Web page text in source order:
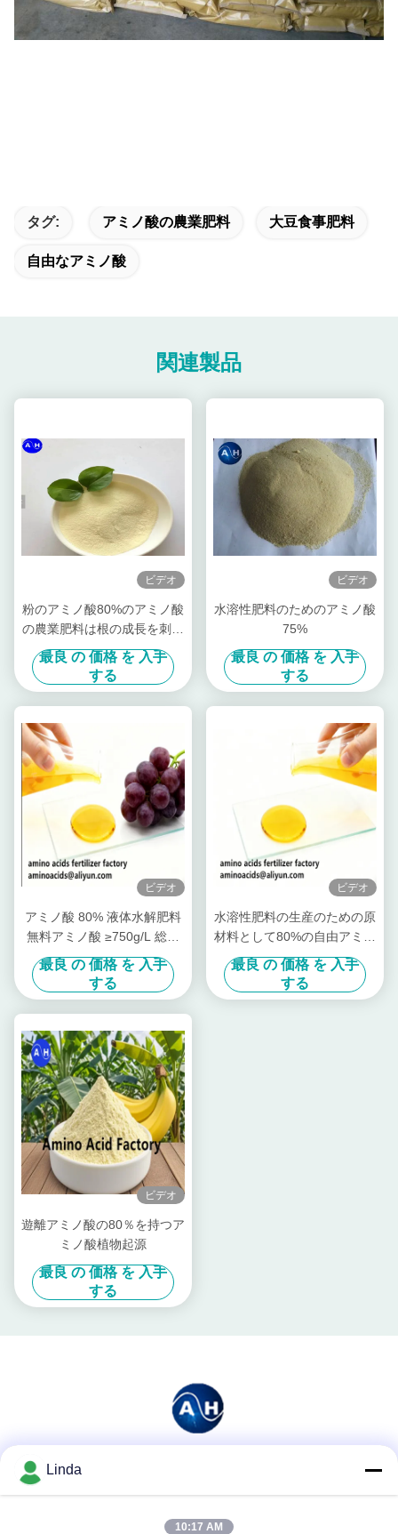
タグ: アミノ酸の農業肥料 大豆食事肥料
自由なアミノ酸
関連製品
ビデオ
粉のアミノ酸80%のアミノ酸
の農業肥料は根の成長を刺激
します
最良 の 価格 を 入手
する
ビデオ
水溶性肥料のためのアミノ酸
75%
最良 の 価格 を 入手
する
ビデオ
アミノ酸 80% 液体水解肥料
無料アミノ酸 ≥750g/L 総窒
素 ≥12.0% 有機農業のための
高溶性
最良 の 価格 を 入手
する
ビデオ
水溶性肥料の生産のための原
材料として80%の自由アミノ
酸液体
最良 の 価格 を 入手
する
ビデオ
遊離アミノ酸の80％を持つア
ミノ酸植物起源
最良 の 価格 を 入手
する
Linda
10:17 AM